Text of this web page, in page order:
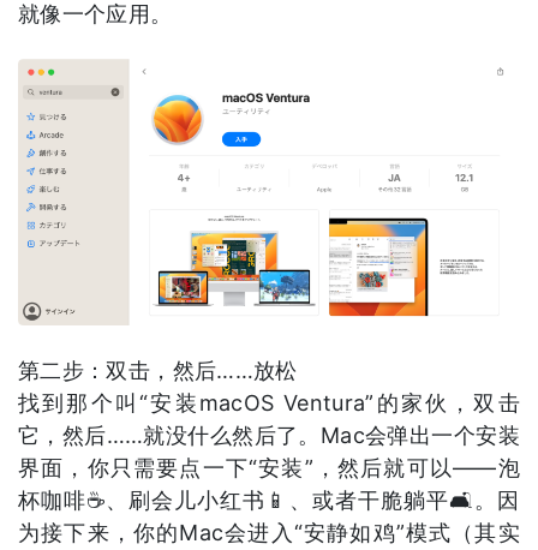
就像一个应用。
第二步：双击，然后……放松
找到那个叫“安装macOS Ventura”的家伙，双击
它，然后……就没什么然后了。Mac会弹出一个安装
界面，你只需要点一下“安装”，然后就可以——泡
杯咖啡☕、刷会儿小红书📱、或者干脆躺平🛋️。因
为接下来，你的Mac会进入“安静如鸡”模式（其实